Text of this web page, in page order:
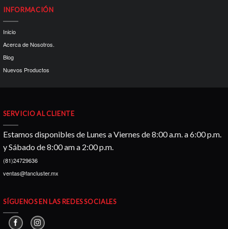
INFORMACIÓN
Inicio
Acerca de Nosotros.
Blog
Nuevos Productos
SERVICIO AL CLIENTE
Estamos disponibles de Lunes a Viernes de 8:00 a.m. a 6:00 p.m.
y Sábado de 8:00 am a 2:00 p.m.
(81)24729636
ventas@fancluster.mx
SÍGUENOS EN LAS REDES SOCIALES